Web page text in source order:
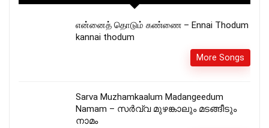
என்னைத் தொடும் கண்ணை – Ennai Thodum
kannai thodum
More Songs
Sarva Muzhamkaalum Madangeedum
Namam – സർവ്വ മുഴങ്കാലും മടങ്ങീടും
നാമം